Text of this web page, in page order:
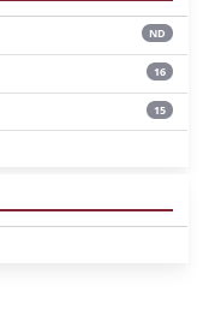
ND
16
15